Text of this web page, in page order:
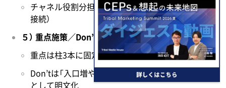
チャネル役割分担（想起を上げる接触／確証／購買
接続）
５） 重点施策／Don’t施策の叩き台
重点は柱3本に固定
Don’tは「入口増やし」「施策追加会議」などルール
として明文化